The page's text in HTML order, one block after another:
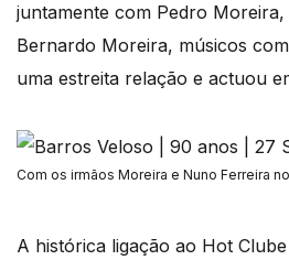
juntamente com Pedro
Bernardo Moreira, músicos
uma estreita relação e actuou
Com os irmãos Moreira e Nuno Ferreira
A histórica ligação ao Hot